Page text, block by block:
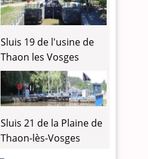
Sluis 19 de l'usine de
Thaon les Vosges
Sluis 21 de la Plaine de
Thaon-lès-Vosges